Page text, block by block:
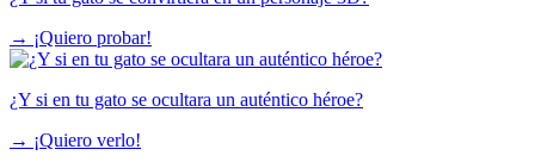
→ ¡Quiero probar!
¿Y si en tu gato se ocultara un auténtico héroe?
→ ¡Quiero verlo!